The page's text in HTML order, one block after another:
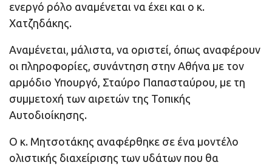
ενεργό ρόλο αναμένεται να έχει και ο κ.
Χατζηδάκης.
Αναμένεται, μάλιστα, να οριστεί, όπως αναφέρουν
οι πληροφορίες, συνάντηση στην Αθήνα με τον
αρμόδιο Υπουργό, Σταύρο Παπασταύρου, με τη
συμμετοχή των αιρετών της Τοπικής
Αυτοδιοίκησης.
Ο κ. Μητσοτάκης αναφέρθηκε σε ένα μοντέλο
ολιστικής διαχείρισης των υδάτων που θα